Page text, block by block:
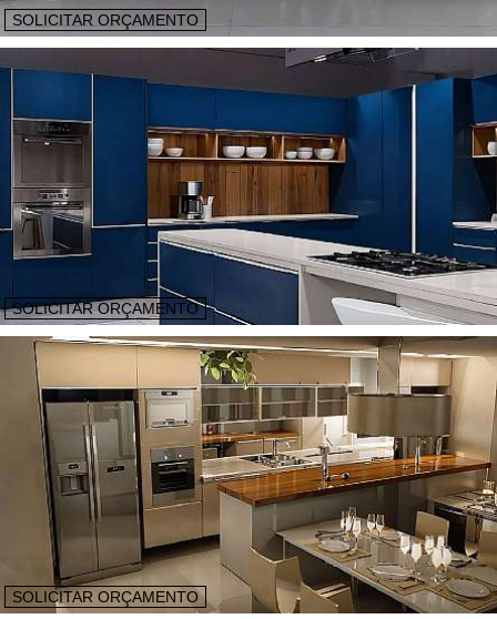
SOLICITAR ORÇAMENTO
SOLICITAR ORÇAMENTO
SOLICITAR ORÇAMENTO